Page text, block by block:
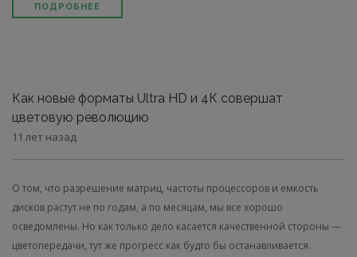
ПОДРОБНЕЕ
Как новые форматы Ultra HD и 4К совершат
цветовую революцию
11 лет назад
О том, что разрешение матриц, частоты процессоров и емкость
дисков растут не по годам, а по месяцам, мы все хорошо
осведомлены. Но как только дело касается качественной стороны —
цветопередачи, тут же прогресс как будто бы останавливается.